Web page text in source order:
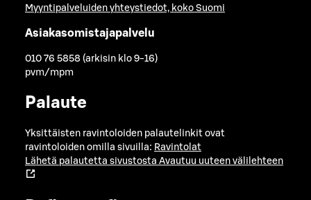
Myyntipalveluiden yhteystiedot, koko Suomi
Asiakasomistajapalvelu
010 76 5858 (arkisin klo 9-16)
pvm/mpm
Palaute
Yksittäisten ravintoloiden palautelinkit ovat
ravintoloiden omilla sivuilla: Ravintolat
Lähetä palautetta sivustosta Avautuu uuteen välilehteen